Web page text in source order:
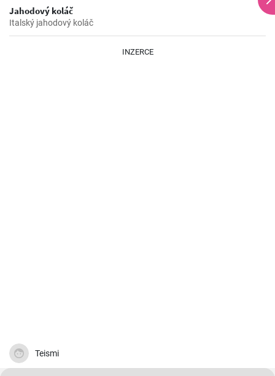
Jahodový koláč
Italský jahodový koláč
INZERCE
Teismi